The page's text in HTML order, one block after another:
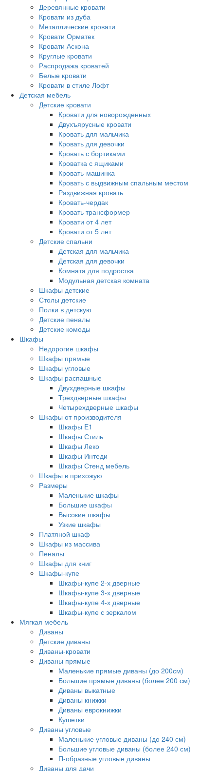
Деревянные кровати
Кровати из дуба
Металлические кровати
Кровати Орматек
Кровати Аскона
Круглые кровати
Распродажа кроватей
Белые кровати
Кровати в стиле Лофт
Детская мебель
Детские кровати
Кровати для новорожденных
Двухъярусные кровати
Кровать для мальчика
Кровать для девочки
Кровать с бортиками
Кроватка с ящиками
Кровать-машинка
Кровать с выдвижным спальным местом
Раздвижная кровать
Кровать-чердак
Кровать трансформер
Кровати от 4 лет
Кровати от 5 лет
Детские спальни
Детская для мальчика
Детская для девочки
Комната для подростка
Модульная детская комната
Шкафы детские
Столы детские
Полки в детскую
Детские пеналы
Детские комоды
Шкафы
Недорогие шкафы
Шкафы прямые
Шкафы угловые
Шкафы распашные
Двухдверные шкафы
Трехдверные шкафы
Четырехдверные шкафы
Шкафы от производителя
Шкафы E1
Шкафы Стиль
Шкафы Леко
Шкафы Интеди
Шкафы Стенд мебель
Шкафы в прихожую
Размеры
Маленькие шкафы
Большие шкафы
Высокие шкафы
Узкие шкафы
Платяной шкаф
Шкафы из массива
Пеналы
Шкафы для книг
Шкафы-купе
Шкафы-купе 2-х дверные
Шкафы-купе 3-х дверные
Шкафы-купе 4-х дверные
Шкафы-купе с зеркалом
Мягкая мебель
Диваны
Детские диваны
Диваны-кровати
Диваны прямые
Маленькие прямые диваны (до 200см)
Большие прямые диваны (более 200 см)
Диваны выкатные
Диваны книжки
Диваны еврокнижки
Кушетки
Диваны угловые
Маленькие угловые диваны (до 240 см)
Большие угловые диваны (более 240 см)
П-образные угловые диваны
Диваны для дачи